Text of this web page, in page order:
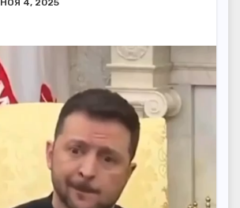
НОЯ 4, 2025